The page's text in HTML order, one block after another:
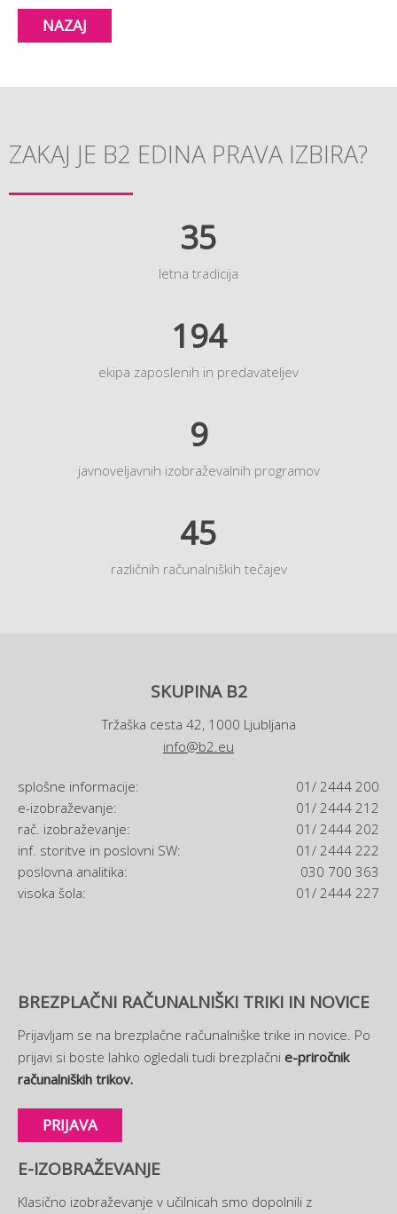
NAZAJ
ZAKAJ JE B2 EDINA PRAVA IZBIRA?
35
letna tradicija
194
ekipa zaposlenih in predavateljev
9
javnoveljavnih izobraževalnih programov
45
različnih računalniških tečajev
SKUPINA B2
Tržaška cesta 42, 1000 Ljubljana
info@b2.eu
splošne informacije:
01/ 2444 200
e-izobraževanje:
01/ 2444 212
rač. izobraževanje:
01/ 2444 202
inf. storitve in poslovni SW:
01/ 2444 222
poslovna analitika:
030 700 363
visoka šola:
01/ 2444 227
BREZPLAČNI RAČUNALNIŠKI TRIKI IN NOVICE
Prijavljam se na brezplačne računalniške trike in novice. Po
prijavi si boste lahko ogledali tudi brezplačni e-priročnik
računalniških trikov.
PRIJAVA
E-IZOBRAŽEVANJE
Klasično izobraževanje v učilnicah smo dopolnili z